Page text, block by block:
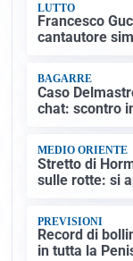
LUTTO
Francesco
cantautore
BAGARRE
Caso
chat: scontro
MEDIO ORIENTE
Stretto di
sulle rotte: si
PREVISIONI
Record di
in tutta la